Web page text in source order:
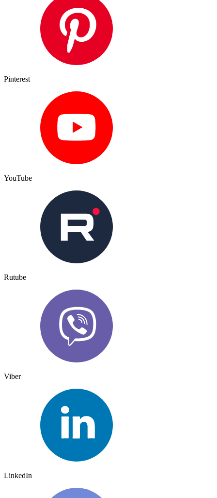
Pinterest
YouTube
Rutube
Viber
LinkedIn